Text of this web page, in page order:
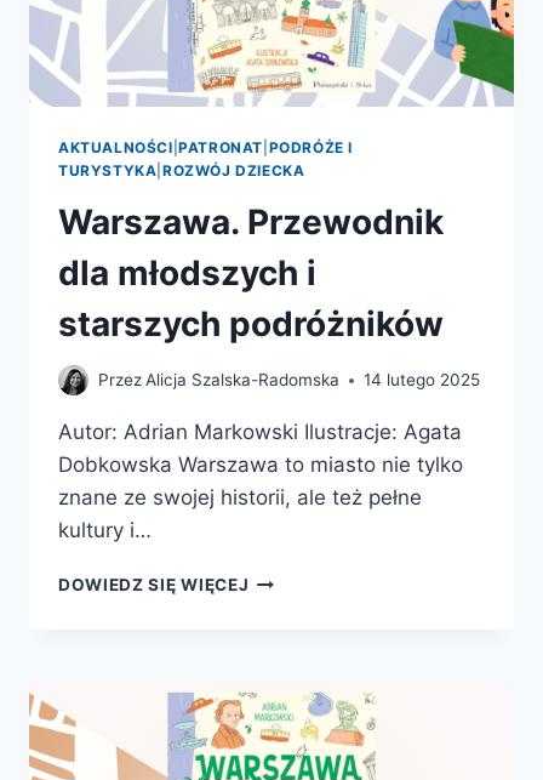
AKTUALNOŚCI |PATRONAT PODRÓŻE I
TURYSTYKA ROZWÓJ DZIECKA
Warszawa. Przewodnik
dla młodszych i
starszych podróżników
PrzezAlicja Szalska-Radomska 14 lutego 2025
Autor: Adrian Markowski Ilustracje: Agata
Dobkowska Warszawa to miasto nie tylko
znane ze swojej historii, ale też pełne
kultury i…
DOWIEDZ SIĘ WIĘCEJ WARSZAWA.
STARSZYCH
PODRÓŻNIKÓW